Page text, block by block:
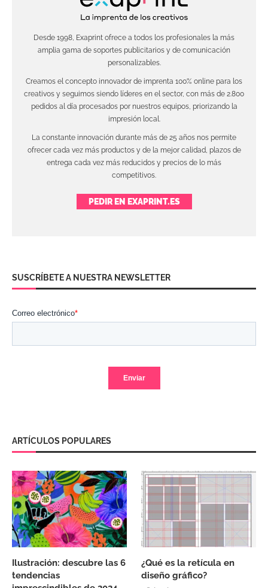
Desde 1998, Exaprint ofrece a todos los profesionales la más
amplia gama de soportes publicitarios y de comunicación
personalizables.
Creamos el concepto innovador de imprenta 100% online para los
creativos y seguimos siendo líderes en el sector, con más de 2.800
pedidos al día procesados por nuestros equipos, priorizando la
impresión local.
La constante innovación durante más de 25 años nos permite
ofrecer cada vez más productos y de la mejor calidad, plazos de
entrega cada vez más reducidos y precios de lo más
competitivos.
PEDIR EN EXAPRINT.ES
SUSCRÍBETE A NUESTRA NEWSLETTER
ARTÍCULOS POPULARES
Ilustración: descubre las 6
tendencias
¿Qué es la retícula en
diseño gráfico?